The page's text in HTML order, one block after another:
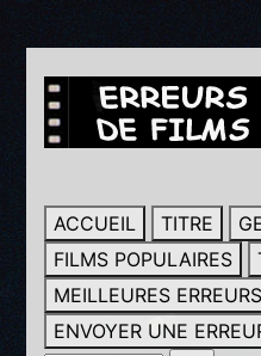
ACCUEIL TITRE
FILMS POPULAIRES
MEILLEURES ERREURS
ENVOYER UNE